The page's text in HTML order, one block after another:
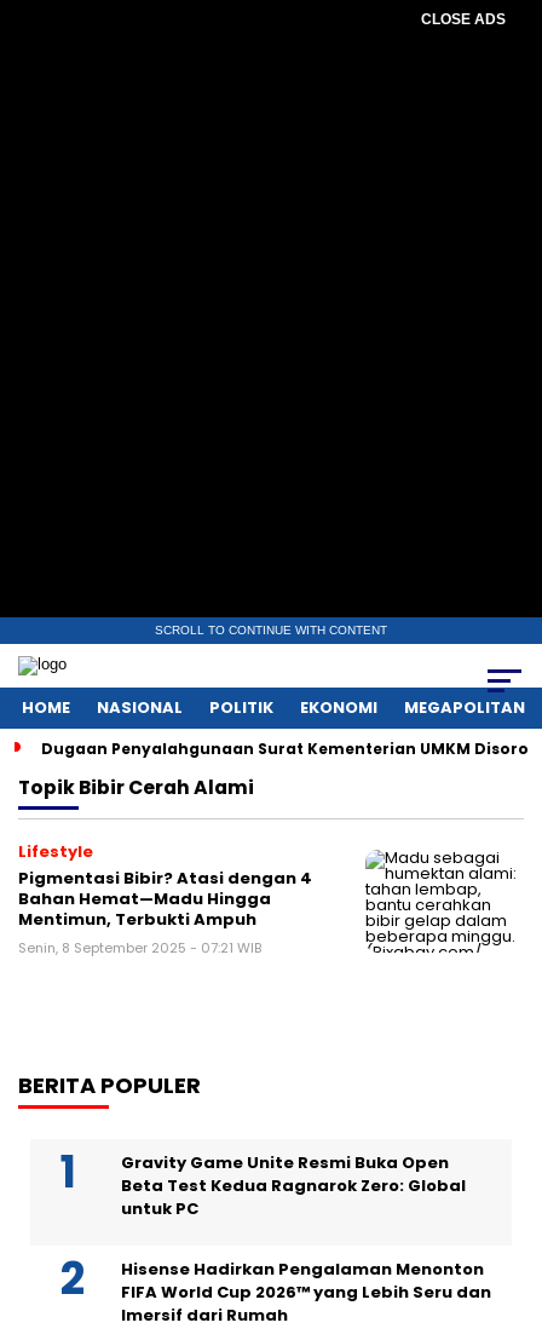
CLOSE ADS
SCROLL TO CONTINUE WITH CONTENT
HOME NASIONAL POLITIK EKONOMI MEGAPOLITAN
Dugaan Penyalahgunaan Surat Kementerian UMKM
TopikBibir Cerah Alami
Lifestyle
Pigmentasi Bibir? Atasi dengan 4
Bahan Hemat—Madu Hingga
Mentimun, Terbukti Ampuh
Senin, 8 September 2025 - 07:21 WIB
BERITA POPULER
Gravity Game Unite Resmi Buka Open
Beta Test Kedua Ragnarok Zero: Global
untuk PC
Hisense Hadirkan Pengalaman Menonton
FIFA World Cup 2026™ yang Lebih Seru dan
Imersif dari Rumah